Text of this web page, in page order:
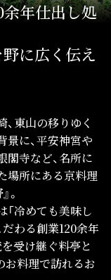
年仕出し処
野に広く伝え
、東山の移りゆく
景に、平安神宮や
閣寺など、名所に
場所にある京料理
。
「冷めても美味し
だわる創業120余年
受け継ぐ料亭と
お料理で訪れるお